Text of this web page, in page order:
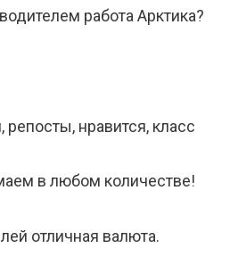
работа Арктика?
репосты, нравится, класс
в любом количестве!
отличная валюта.